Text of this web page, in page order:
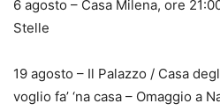
6 agosto – Casa Milena, ore
Stelle
19 agosto – Il Palazzo / Casa
voglio fa’ ‘na casa – Omaggio a